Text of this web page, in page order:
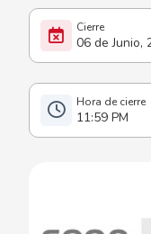
06 de Junio,
11:59 PM